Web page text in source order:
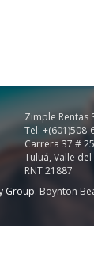
Zimple Rentas
Tel:
Carrera 37 #
Tuluá, Valle
RNT 21887
Group. Boynton